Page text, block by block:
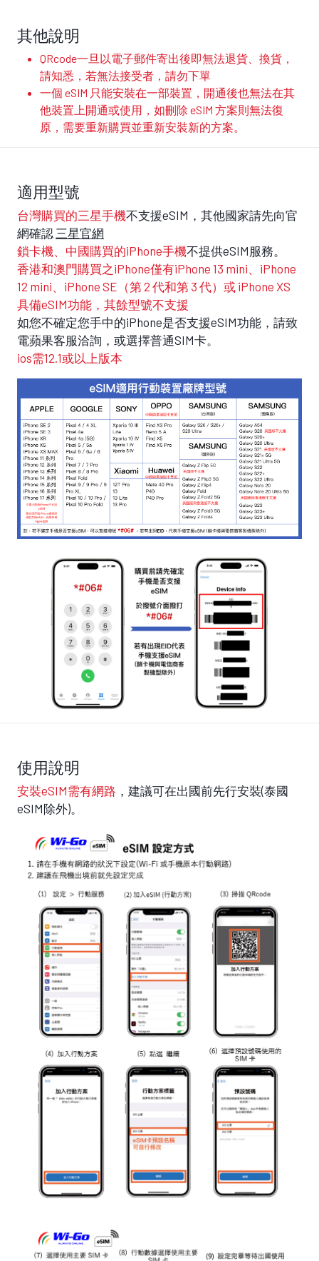
其他說明
QRcode一旦以電子郵件寄出後即無法退貨、換貨，
請知悉，若無法接受者，請勿下單
一個 eSIM 只能安裝在一部裝置，開通後也無法在其
他裝置上開通或使用，如刪除 eSIM 方案則無法復
原，需要重新購買並重新安裝新的方案。
適用型號
台灣購買的三星手機不支援eSIM，其他國家請先向官
網確認 三星官網
鎖卡機、中國購買的iPhone手機不提供eSIM服務。
香港和澳門購買之iPhone僅有iPhone 13 mini、iPhone
12 mini、iPhone SE（第 2 代和第 3 代）或 iPhone XS
具備eSIM功能，其餘型號不支援
如您不確定您手中的iPhone是否支援eSIM功能，請致
電蘋果客服洽詢，或選擇普通SIM卡。
ios需12.1或以上版本
使用說明
安裝eSIM需有網路 ，建議可在出國前先行安裝(泰國
eSIM除外)。